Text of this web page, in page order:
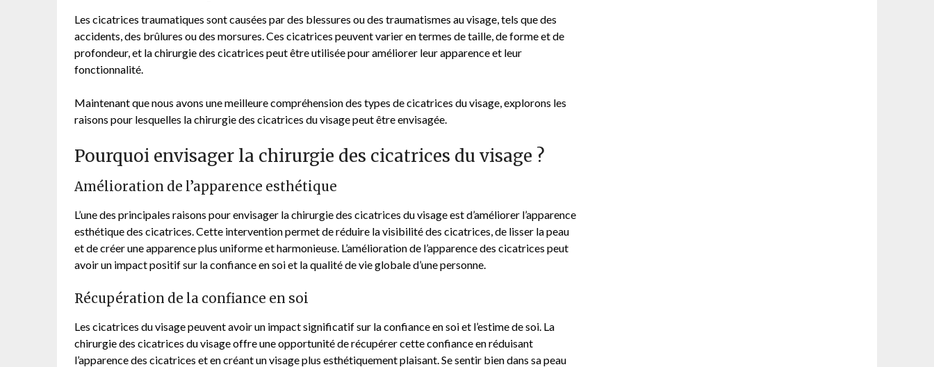
Les cicatrices traumatiques sont causées par des blessures ou des traumatismes au visage, tels que des
accidents, des brûlures ou des morsures. Ces cicatrices peuvent varier en termes de taille, de forme et de
profondeur, et la chirurgie des cicatrices peut être utilisée pour améliorer leur apparence et leur
fonctionnalité.
Maintenant que nous avons une meilleure compréhension des types de cicatrices du visage, explorons les
raisons pour lesquelles la chirurgie des cicatrices du visage peut être envisagée.
Pourquoi envisager la chirurgie des cicatrices du visage ?
Amélioration de l’apparence esthétique
L’une des principales raisons pour envisager la chirurgie des cicatrices du visage est d’améliorer l’apparence
esthétique des cicatrices. Cette intervention permet de réduire la visibilité des cicatrices, de lisser la peau
et de créer une apparence plus uniforme et harmonieuse. L’amélioration de l’apparence des cicatrices peut
avoir un impact positif sur la confiance en soi et la qualité de vie globale d’une personne.
Récupération de la confiance en soi
Les cicatrices du visage peuvent avoir un impact significatif sur la confiance en soi et l’estime de soi. La
chirurgie des cicatrices du visage offre une opportunité de récupérer cette confiance en réduisant
l’apparence des cicatrices et en créant un visage plus esthétiquement plaisant. Se sentir bien dans sa peau